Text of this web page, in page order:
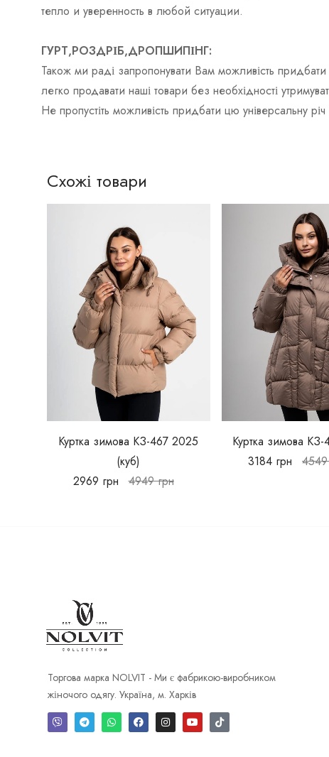
тепло и уверенность в любой ситуации.
ГУРТ,РОЗДРІБ,ДРОПШИПІНГ:
Також ми раді запропонувати Вам можливість
легко продавати наші товари без необхідності
Не пропустіть можливість придбати цю універсальну
Схожі товари
Куртка зимова КЗ-467 2025
(куб)
2969 грн 4949грн
Куртка зимова
3184 грн
Торгова марка NOLVIT - Ми є фабрикою-виробником
жіночого одягу. Україна, м. Харків